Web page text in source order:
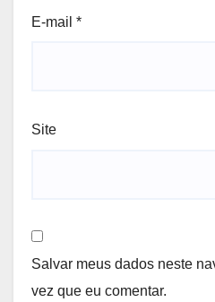
E-mail *
Site
Salvar meus dados neste
vez que eu comentar.